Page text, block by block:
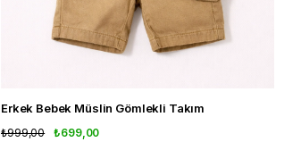
Erkek Bebek Müslin Gömlekli Takım
₺699,00
₺999,00